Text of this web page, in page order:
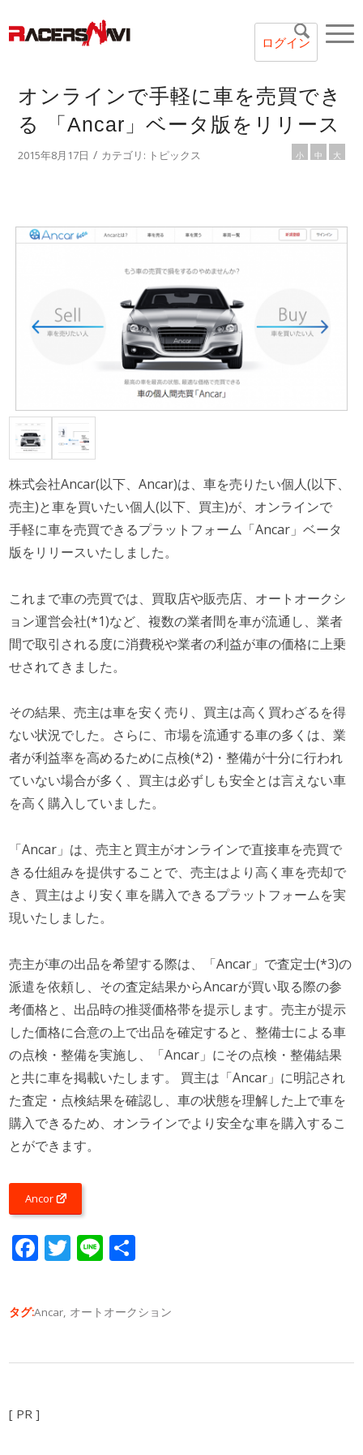
ログイン
オンラインで手軽に車を売買でき
る 「Ancar」ベータ版をリリース
2015年8月17日 / カテゴリ: トピックス 小 中 大
株式会社Ancar(以下、Ancar)は、車を売りたい個人(以下、
売主)と車を買いたい個人(以下、買主)が、オンラインで
手軽に車を売買できるプラットフォーム「Ancar」ベータ
版をリリースいたしました。
これまで車の売買では、買取店や販売店、オートオークシ
ョン運営会社(*1)など、複数の業者間を車が流通し、業者
間で取引される度に消費税や業者の利益が車の価格に上乗
せされてきました。
その結果、売主は車を安く売り、買主は高く買わざるを得
ない状況でした。さらに、市場を流通する車の多くは、業
者が利益率を高めるために点検(*2)・整備が十分に行われ
ていない場合が多く、買主は必ずしも安全とは言えない車
を高く購入していました。
「Ancar」は、売主と買主がオンラインで直接車を売買で
きる仕組みを提供することで、売主はより高く車を売却で
き、買主はより安く車を購入できるプラットフォームを実
現いたしました。
売主が車の出品を希望する際は、「Ancar」で査定士(*3)の
派遣を依頼し、その査定結果からAncarが買い取る際の参
考価格と、出品時の推奨価格帯を提示します。売主が提示
した価格に合意の上で出品を確定すると、整備士による車
の点検・整備を実施し、「Ancar」にその点検・整備結果
と共に車を掲載いたします。 買主は「Ancar」に明記され
た査定・点検結果を確認し、車の状態を理解した上で車を
購入できるため、オンラインでより安全な車を購入するこ
とができます。
Ancor
Facebook
Twitter
Line
タグ:Ancar, オートオークション
[ PR ]